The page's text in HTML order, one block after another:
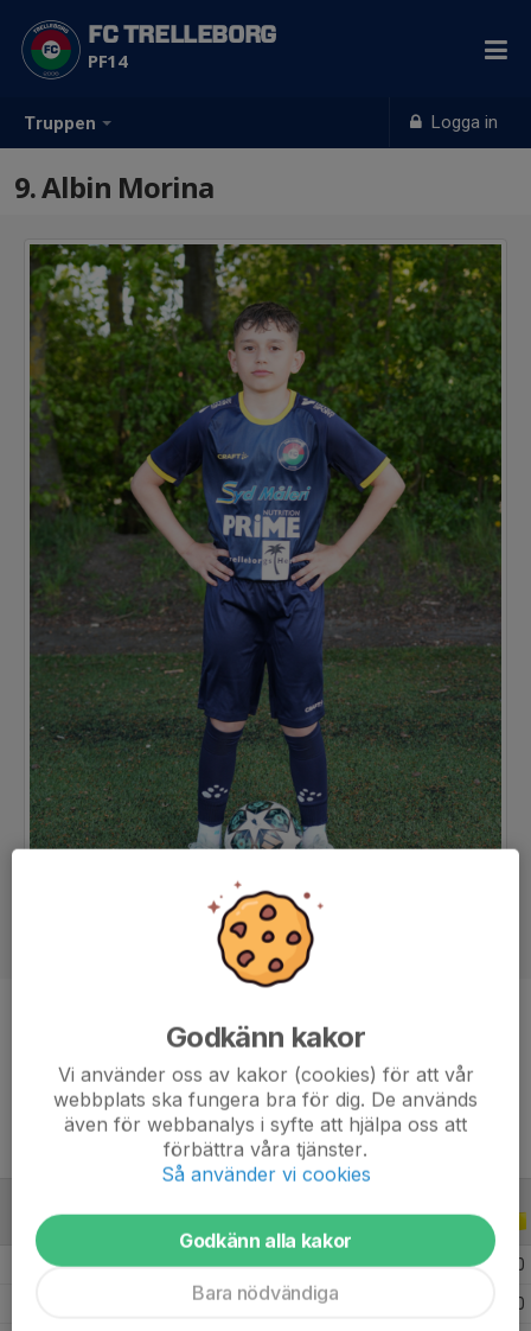
Truppen Logga in
FC TRELLEBORG
PF14
9. Albin Morina
-
Ålder
ALLA SERIER
2026 9 0 0 0
0
Godkänn kakor
Vi använder oss av kakor (cookies) för att vår
webbplats ska fungera bra för dig. De används
även för webbanalys i syfte att hjälpa oss att
förbättra våra tjänster.
Så använder vi cookies
Godkänn alla kakor
Bara nödvändiga